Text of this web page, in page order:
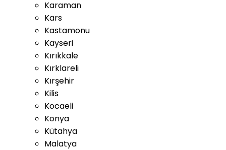
Karaman
Kars
Kastamonu
Kayseri
Kırıkkale
Kırklareli
Kırşehir
Kilis
Kocaeli
Konya
Kütahya
Malatya